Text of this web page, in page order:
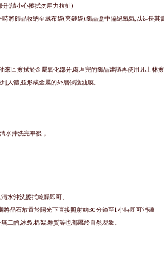
(請小心擦拭勿用力拉扯)
將飾品收納至絨布袋(夾鏈袋).飾品盒中隔絕氧氣,以延長其
來回擦拭於金屬氧化部分,處理完的飾品建議再使用凡士林
人體,並形成金屬的外層保護油膜。
水沖洗完畢後，
水沖洗擦拭乾燥即可。
將晶石放置於陽光下直接照射約30分鐘至1小時即可消磁
二的,冰裂.棉絮.雜質等也都屬於自然現象。